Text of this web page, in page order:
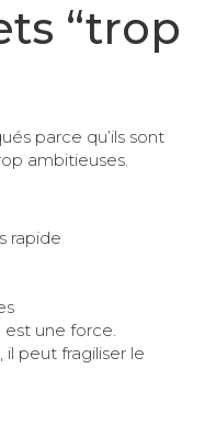
“trop
parce qu’ils sont
ambitieuses.
rapide
est une force.
il peut fragiliser le